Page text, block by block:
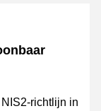
richtlijn in